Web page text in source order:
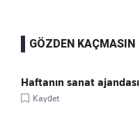
GÖZDEN KAÇMASIN
Haftanın sanat ajandası
Kaydet